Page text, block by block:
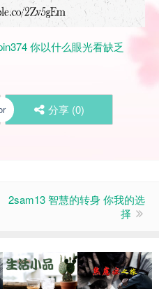
你以什么眼光看缺乏
分享 (0)
2sam13 智慧的转身 你我的选
择